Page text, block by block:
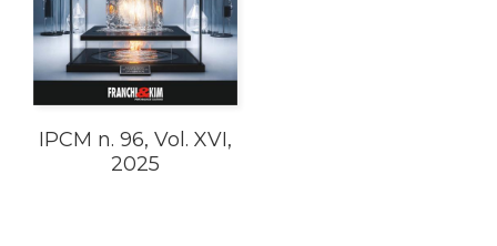
IPCM n. 96, Vol. XVI,
2025